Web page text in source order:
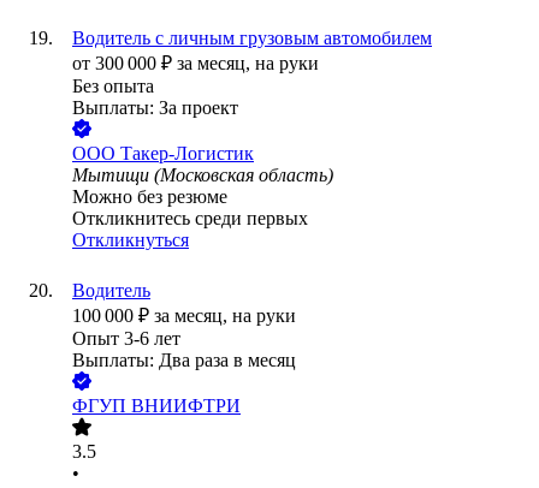
Водитель с личным грузовым автомобилем
от 300 000 ₽ за месяц, на руки
Без опыта
Выплаты: За проект
ООО Такер-Логистик
Мытищи (Московская область)
Можно без резюме
Откликнитесь среди первых
Откликнуться
Водитель
100 000 ₽ за месяц, на руки
Опыт 3-6 лет
Выплаты: Два раза в месяц
ФГУП ВНИИФТРИ
3.5
•